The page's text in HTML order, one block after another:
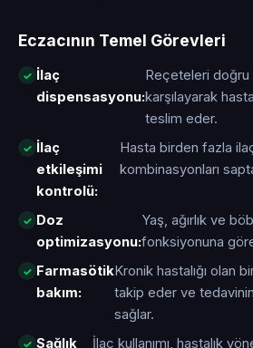
Eczacının Temel Görevleri
İlaç
dispensasyonu:
Reçeteleri
karşılayarak
teslim eder.
İlaç
etkileşimi
kontrolü:
Hasta birden fazla
kombinasyonları
Doz
optimizasyonu:
Yaş, ağırlık ve
fonksiyonuna
Farmasötik
bakım:
Kronik hastalığı olan
takip eder ve
sağlar.
Sağlık
İlaç kullanımı, hastalık